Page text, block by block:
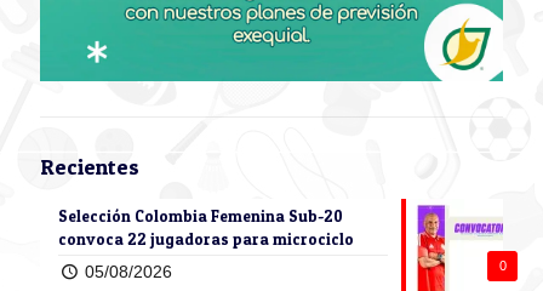
Recientes
0
Selección Colombia Femenina Sub-20
convoca 22 jugadoras para microciclo
05/08/2026